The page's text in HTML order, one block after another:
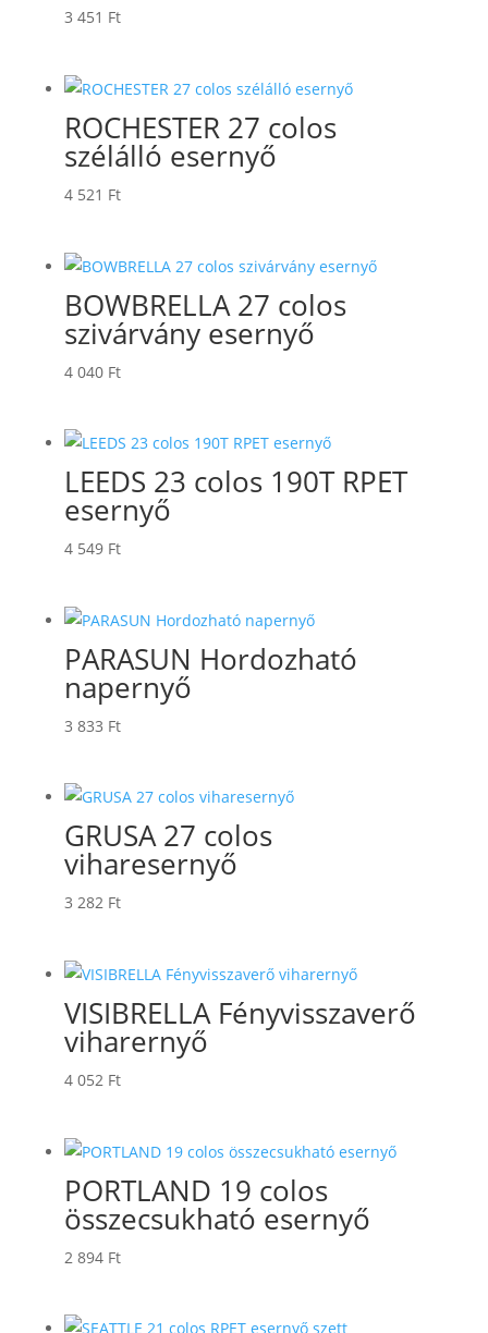
3 451 Ft
ROCHESTER 27 colos
szélálló esernyő
4 521 Ft
BOWBRELLA 27 colos
szivárvány esernyő
4 040 Ft
LEEDS 23 colos 190T RPET
esernyő
4 549 Ft
PARASUN Hordozható
napernyő
3 833 Ft
GRUSA 27 colos
viharesernyő
3 282 Ft
VISIBRELLA Fényvisszaverő
viharernyő
4 052 Ft
PORTLAND 19 colos
összecsukható esernyő
2 894 Ft